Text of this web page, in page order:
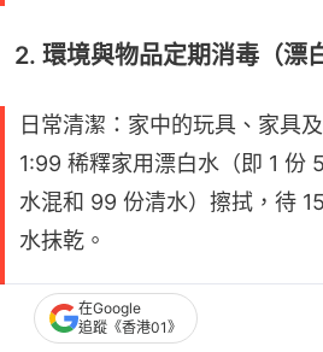
2. 環境與物品定期消毒（漂
日常清潔：家中的玩具、家具
1:99 稀釋家用漂白水（即 1 份
水混和 99 份清水）擦拭，待
水抹乾。
清理分泌物或排泄物：若要清
在Google
追蹤《香港01》